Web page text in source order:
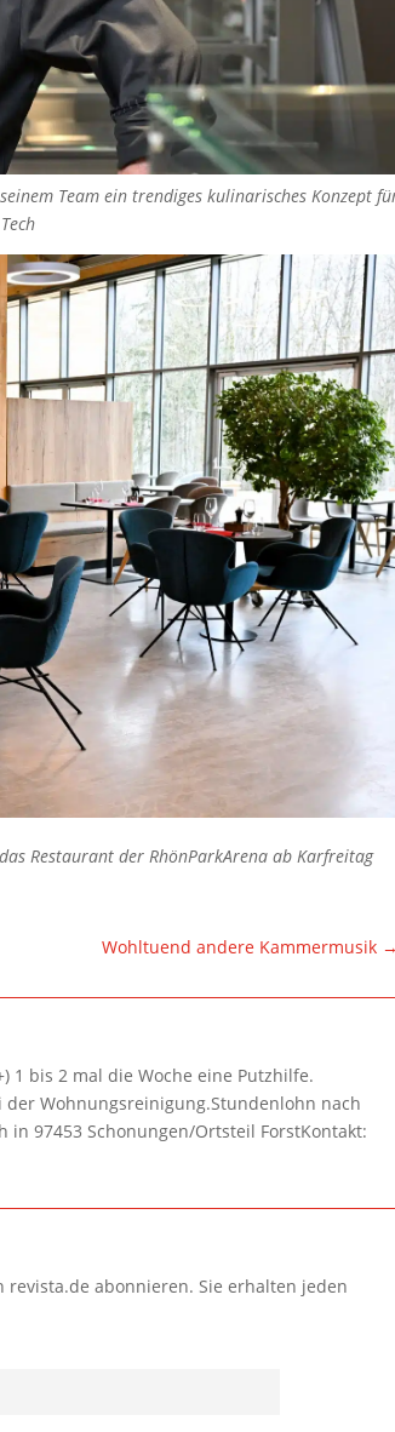
Team ein trendiges kulinarisches Konzept
Restaurant der RhönParkArena ab Karfreitag
Wohltuend andere Kammermusik →
1 bis 2 mal die Woche eine Putzhilfe.
Wohnungsreinigung.Stundenlohn nach
97453 Schonungen/Ortsteil ForstKontakt:
revista.de abonnieren. Sie erhalten jeden